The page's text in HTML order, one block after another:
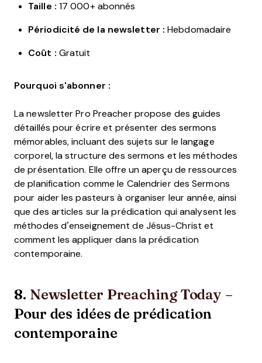
Taille : 17 000+ abonnés
Périodicité de la newsletter : Hebdomadaire
Coût : Gratuit
Pourquoi s'abonner :
La newsletter Pro Preacher propose des guides
détaillés pour écrire et présenter des sermons
mémorables, incluant des sujets sur le langage
corporel, la structure des sermons et les méthodes
de présentation. Elle offre un aperçu de ressources
de planification comme le Calendrier des Sermons
pour aider les pasteurs à organiser leur année, ainsi
que des articles sur la prédication qui analysent les
méthodes d’enseignement de Jésus-Christ et
comment les appliquer dans la prédication
contemporaine.
8. Newsletter Preaching Today –
Pour des idées de prédication
contemporaine